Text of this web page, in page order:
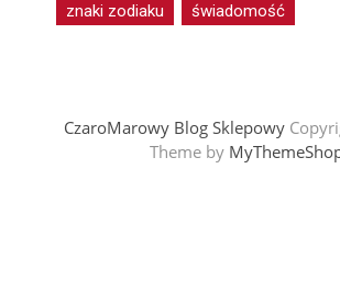
znaki zodiaku
świadomość
CzaroMarowy Blog Sklepowy
Theme by